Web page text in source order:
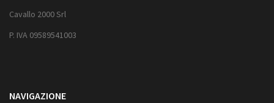
Cavallo 2000 Srl
P. IVA 09589541003
NAVIGAZIONE